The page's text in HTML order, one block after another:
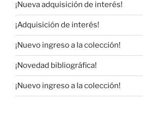
¡Nueva adquisición de interés!
¡Adquisición de interés!
¡Nuevo ingreso a la colección!
¡Novedad bibliográfica!
¡Nuevo ingreso a la colección!